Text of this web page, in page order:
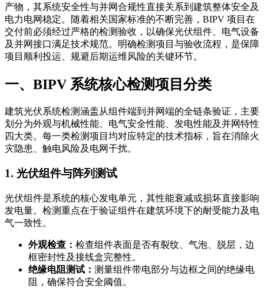
产物，其系统安全性与并网合规性直接关系到建筑整体安全及
电力电网稳定。随着相关国家标准的不断完善，BIPV 项目在
交付前必须经过严格的检测验收，以确保光伏组件、电气设备
及并网接口满足技术规范。明确检测项目与验收流程，是保障
项目顺利投运、规避后期运维风险的关键环节。
一、BIPV 系统核心检测项目分类
建筑光伏系统检测涵盖从组件端到并网端的全链条验证，主要
划分为外观与机械性能、电气安全性能、发电性能及并网特性
四大类。每一类检测项目均对应特定的技术指标，旨在消除火
灾隐患、触电风险及电网干扰。
1. 光伏组件与阵列测试
光伏组件是系统的核心发电单元，其性能衰减或损坏直接影响
发电量。检测重点在于验证组件在建筑环境下的耐受能力及电
气一致性。
外观检查： 检查组件表面是否有裂纹、气泡、脱层，边
框密封性及接线盒完整性。
绝缘电阻测试： 测量组件带电部分与边框之间的绝缘电
阻，确保符合安全阈值。